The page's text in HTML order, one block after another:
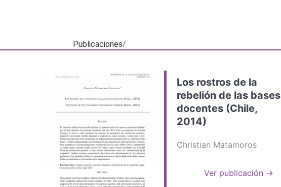
Publicaciones/
Los rostros de la
rebelión de las bases
docentes (Chile,
2014)
Christian Matamoros
Ver publicación →